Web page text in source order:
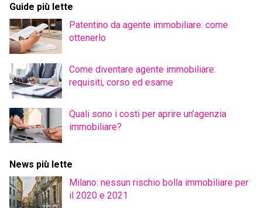
Guide più lette
Patentino da agente immobiliare: come
ottenerlo
Come diventare agente immobiliare:
requisiti, corso ed esame
Quali sono i costi per aprire un’agenzia
immobiliare?
News più lette
Milano: nessun rischio bolla immobiliare per
il 2020 e 2021